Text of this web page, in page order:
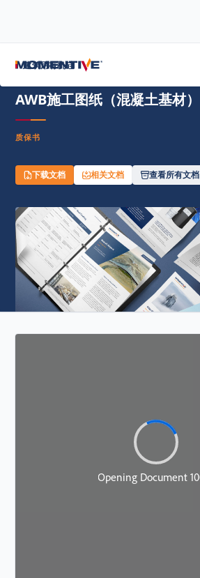
建筑用有机硅
文件中心
AWB施工图纸（混凝土基材）
质保书
下载文档 相关文档 查看所有文档